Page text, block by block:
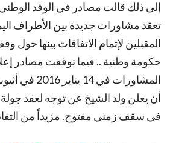
إلى ذلك قالت مصادر في الوفد
تعقد مشاورات جديدة بين الأطراف
المقبلين لإتمام الاتفاقات بينها حول
حكومة وطنية .. فيما توقعت مصادر
المشاورات في
أن يعلن ولد الشيخ عن توجه لعقد
في سقف زمني مفتوح. مزيداً من